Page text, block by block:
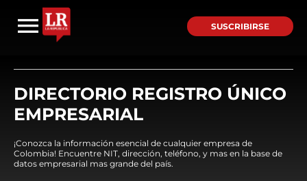
SUSCRIBIRSE
DIRECTORIO REGISTRO ÚNICO
EMPRESARIAL
¡Conozca la información esencial de cualquier empresa de
Colombia! Encuentre NIT, dirección, teléfono, y mas en la base de
datos empresarial mas grande del país.